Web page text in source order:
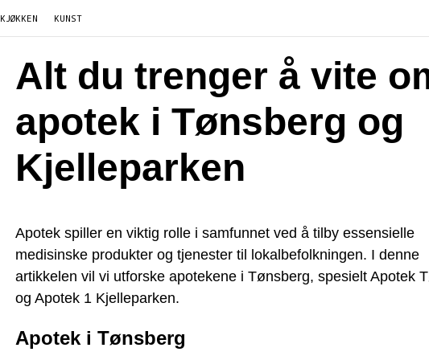
KJØKKEN KUNST
Alt du trenger å vite
apotek i Tønsberg og
Kjelleparken
Apotek spiller en viktig rolle i samfunnet ved å tilby essensielle
medisinske produkter og tjenester til lokalbefolkningen. I denne
artikkelen vil vi utforske apotekene i Tønsberg, spesielt Apotek
og Apotek 1 Kjelleparken.
Apotek i Tønsberg